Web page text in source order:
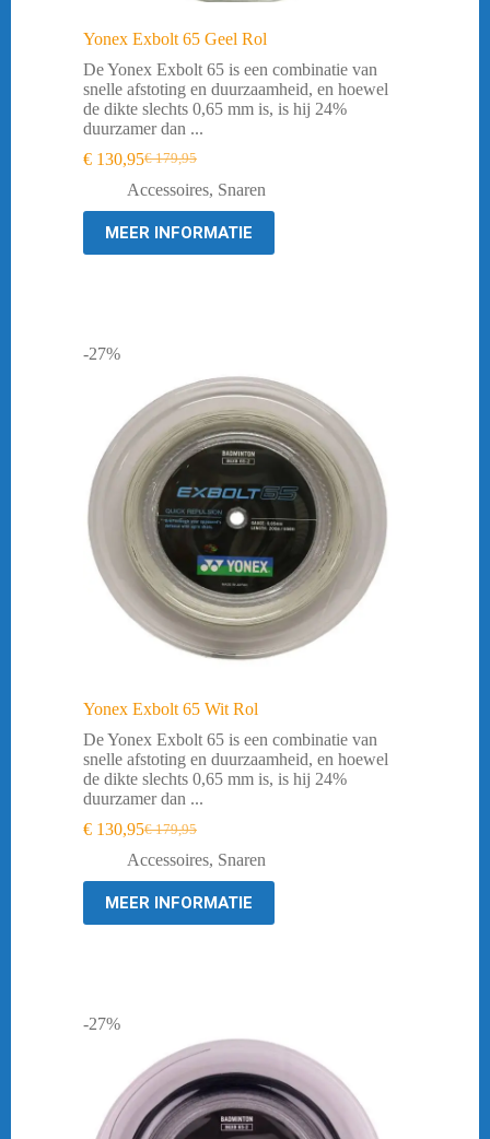
Yonex Exbolt 65 Geel Rol
De Yonex Exbolt 65 is een combinatie van
snelle afstoting en duurzaamheid, en hoewel
de dikte slechts 0,65 mm is, is hij 24%
duurzamer dan ...
€179,95
Oorspronkelijke
prijs
€ 179,95.
€ 130,95Huidige
prijs
€ 130,95.
Accessoires, Snaren
MEER INFORMATIE
-27%
Yonex Exbolt 65 Wit Rol
De Yonex Exbolt 65 is een combinatie van
snelle afstoting en duurzaamheid, en hoewel
de dikte slechts 0,65 mm is, is hij 24%
duurzamer dan ...
€179,95
Oorspronkelijke
prijs
was:
€ 179,95.
€ 130,95Huidige
prijs
is:
€ 130,95.
Accessoires, Snaren
MEER INFORMATIE
-27%